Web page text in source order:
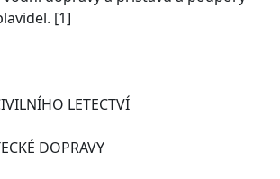
[1]
LETECTVÍ
DOPRAVY